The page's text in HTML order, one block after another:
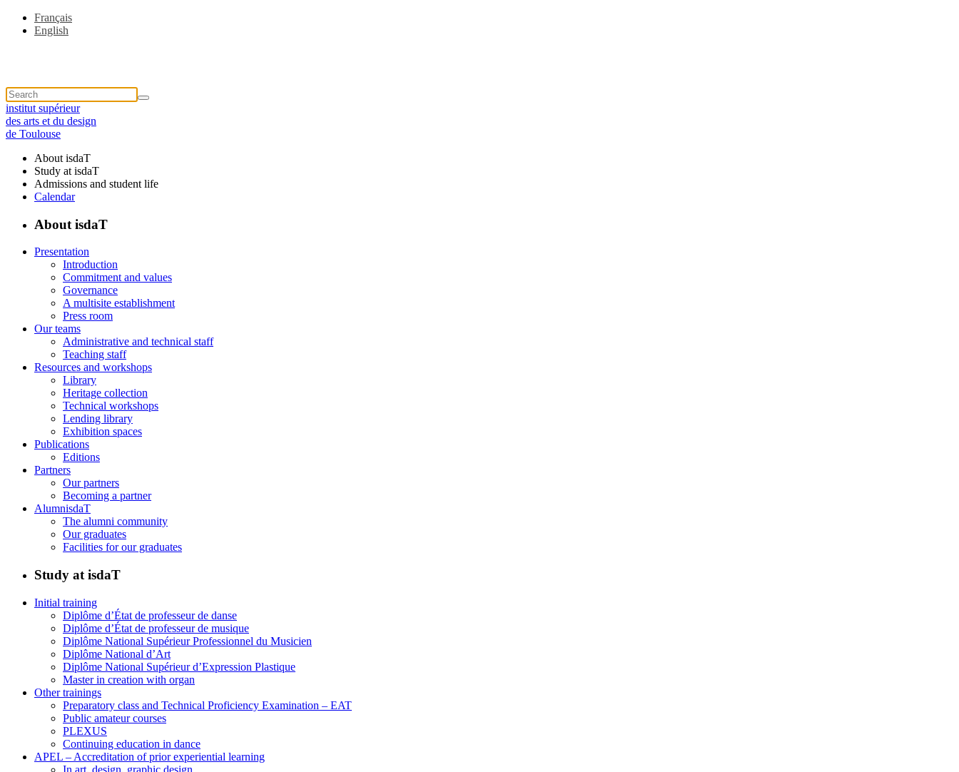
Français
English
institut supérieur
des arts et du design
de Toulouse
About isdaT
Study at isdaT
Admissions and student life
Calendar
About isdaT
Presentation
Introduction
Commitment and values
Governance
A multisite establishment
Press room
Our teams
Administrative and technical staff
Teaching staff
Resources and workshops
Library
Heritage collection
Technical workshops
Lending library
Exhibition spaces
Publications
Editions
Partners
Our partners
Becoming a partner
AlumnisdaT
The alumni community
Our graduates
Facilities for our graduates
Study at isdaT
Initial training
Diplôme d’État de professeur de danse
Diplôme d’État de professeur de musique
Diplôme National Supérieur Professionnel du Musicien
Diplôme National d’Art
Diplôme National Supérieur d’Expression Plastique
Master in creation with organ
Other trainings
Preparatory class and Technical Proficiency Examination – EAT
Public amateur courses
PLEXUS
Continuing education in dance
APEL – Accreditation of prior experiential learning
In art, design, graphic design